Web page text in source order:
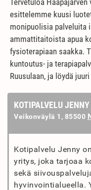
Tervetuloa
esittelemme kuusi
monipuolisia palveluita
ammattitaitoista apua
fysioterapiaan saakka.
kuntoutus- ja
Ruusulaan, ja löydä
KOTIPALVELU JENNY
Veikonväylä 1, 85500
Kotipalvelu Jenny
yritys, joka tarjoaa
sekä
hyvinvointialueella.